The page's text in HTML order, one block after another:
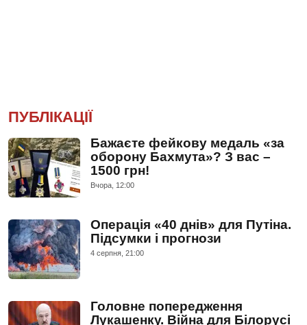
ПУБЛІКАЦІЇ
Бажаєте фейкову медаль «за
оборону Бахмута»? З вас –
1500 грн!
Вчора, 12:00
Операція «40 днів» для Путіна.
Підсумки і прогнози
4 серпня, 21:00
Головне попередження
Лукашенку. Війна для Білорусі